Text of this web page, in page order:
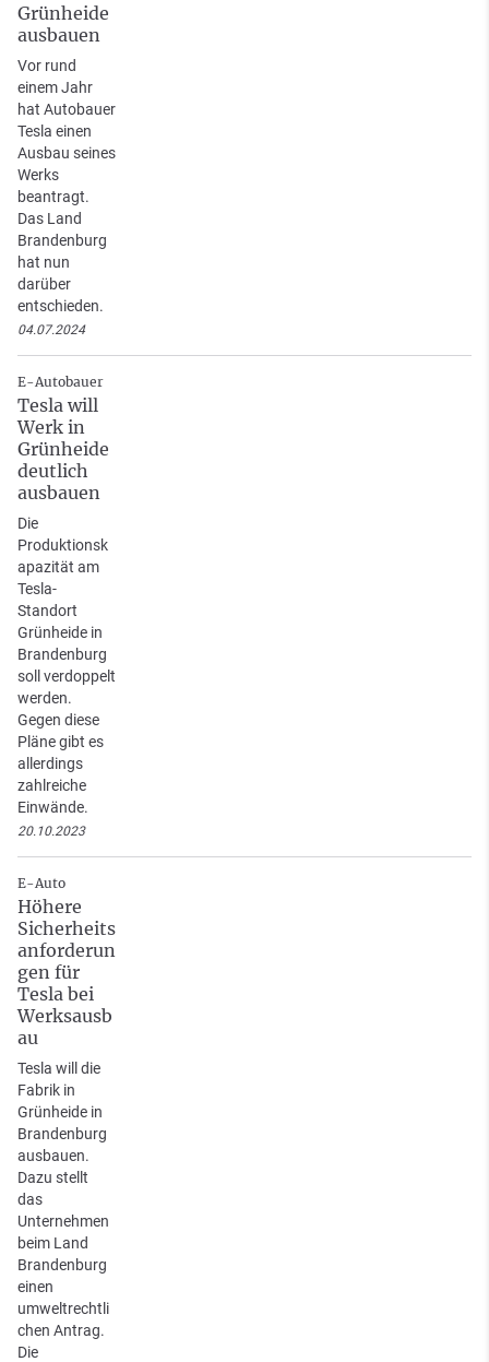
Grünheide
ausbauen
Vor rund
einem Jahr
hat Autobauer
Tesla einen
Ausbau seines
Werks
beantragt.
Das Land
Brandenburg
hat nun
darüber
entschieden.
04.07.2024
E-Autobauer
Tesla will
Werk in
Grünheide
deutlich
ausbauen
Die
Produktionsk
apazität am
Tesla-
Standort
Grünheide in
Brandenburg
soll verdoppelt
werden.
Gegen diese
Pläne gibt es
allerdings
zahlreiche
Einwände.
20.10.2023
E-Auto
Höhere
Sicherheits
anforderun
gen für
Tesla bei
Werksausb
au
Tesla will die
Fabrik in
Grünheide in
Brandenburg
ausbauen.
Dazu stellt
das
Unternehmen
beim Land
Brandenburg
einen
umweltrechtli
chen Antrag.
Die